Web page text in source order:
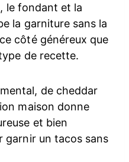
le fondant et la
la garniture sans la
côté généreux que
de recette.
de cheddar
maison donne
et bien
garnir un tacos sans